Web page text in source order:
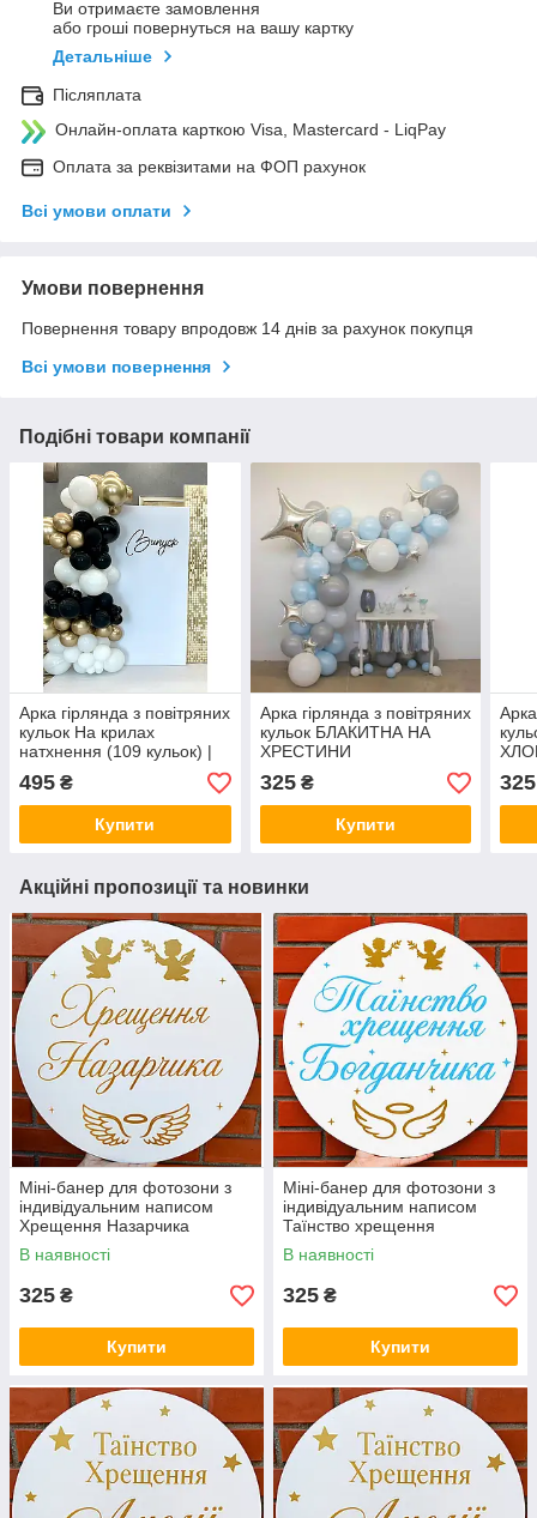
Ви отримаєте замовлення
або гроші повернуться на вашу картку
Детальніше
Післяплата
Онлайн-оплата карткою Visa, Mastercard - LiqPay
Оплата за реквізитами на ФОП рахунок
Всі умови оплати
Умови повернення
Повернення товару впродовж 14 днів за рахунок покупця
Всі умови повернення
Подібні товари компанії
Арка гірлянда з повітряних
кульок На крилах
натхнення (109 кульок) |
Випускний
495 ₴
Купити
Арка гірлянда з повітряних
кульок БЛАКИТНА НА
ХРЕСТИНИ
325₴
Купити
325
Акційні пропозиції та новинки
Міні-банер для фотозони з
індивідуальним написом
Хрещення Назарчика
В наявності
325 ₴
Купити
Міні-банер для фотозони з
індивідуальним написом
Таїнство хрещення
Богданчика
В наявності
325 ₴
Купити